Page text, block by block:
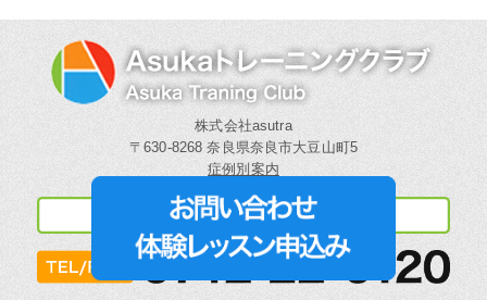
株式会社asutra
〒630-8268 奈良県奈良市大豆山町5
症例別案内